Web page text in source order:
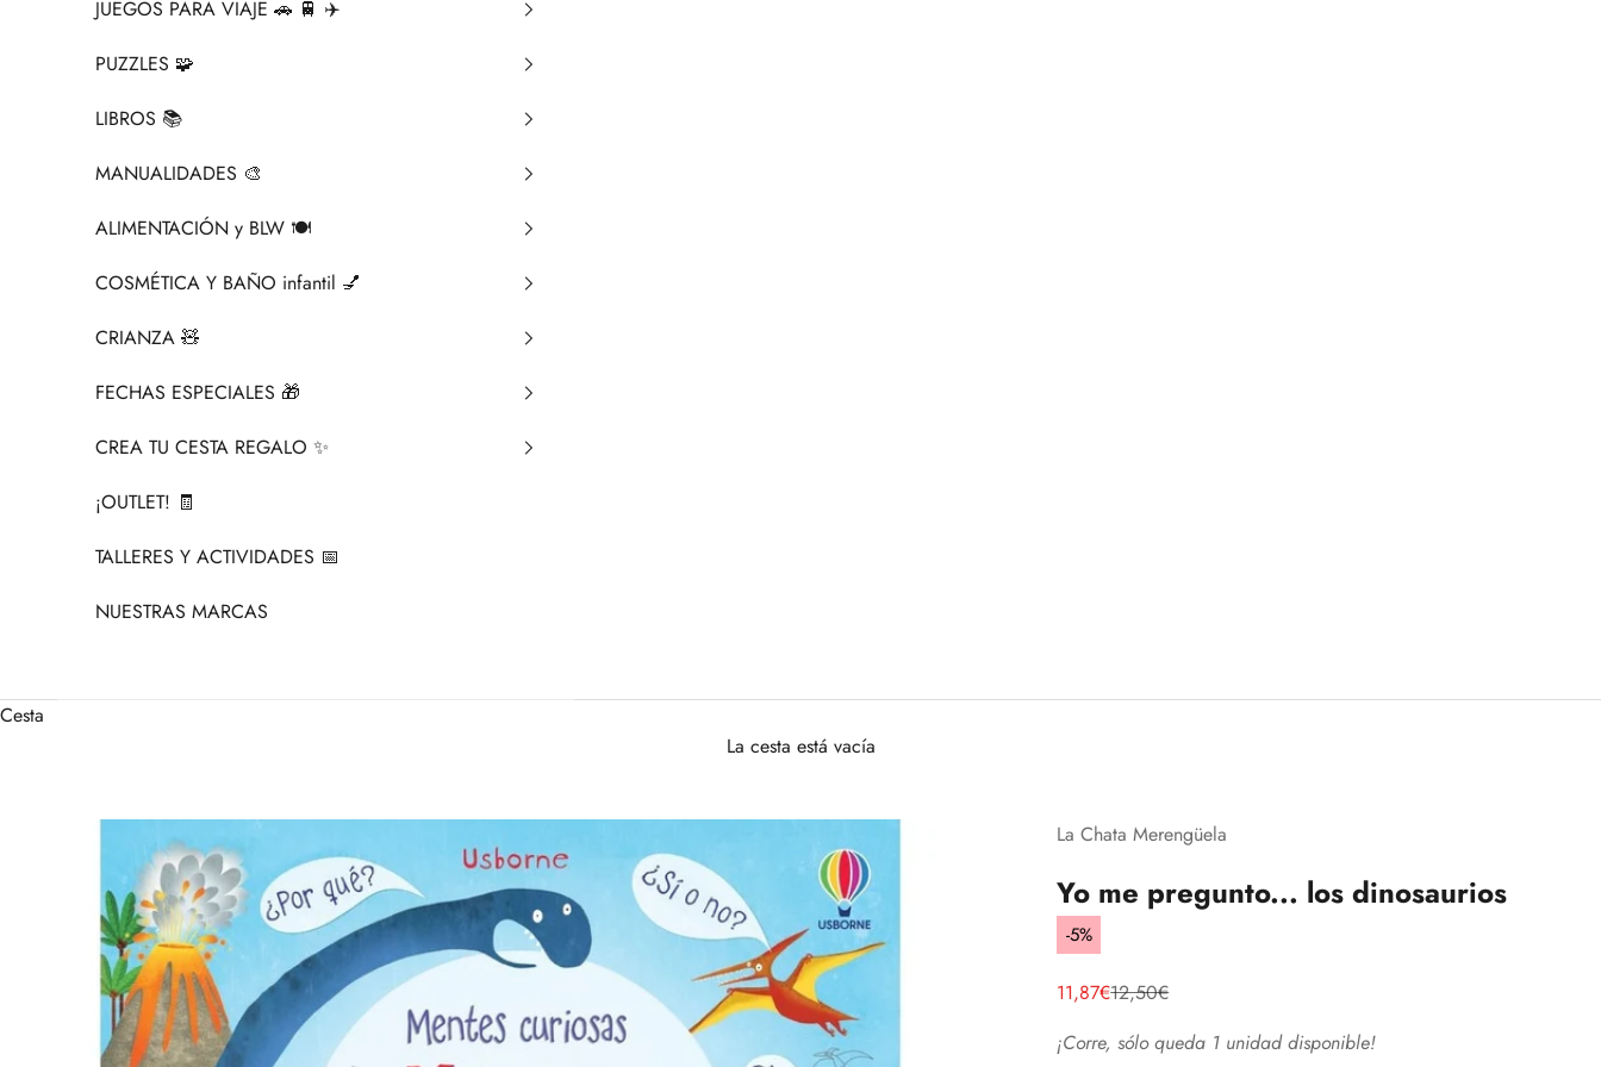
JUEGOS PARA VIAJE 🚗 🚆 ✈️
PUZZLES 🧩
LIBROS 📚​
MANUALIDADES 🎨​
ALIMENTACIÓN y BLW 🍽️
COSMÉTICA Y BAÑO infantil 💅
CRIANZA ​🧸​
FECHAS ESPECIALES 🎁
CREA TU CESTA REGALO ✨
¡OUTLET! 🧾
TALLERES Y ACTIVIDADES 📅
NUESTRAS MARCAS
Cesta
La cesta está vacía
La Chata Merengüela
Yo me pregunto... los dinosaurios
-5%
Precio de oferta
11,87€Precio normal
12,50€
¡Corre, sólo queda 1 unidad disponible!